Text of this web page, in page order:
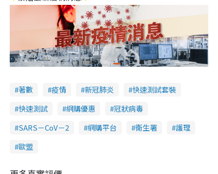
著數 疫情 新冠肺炎
快速測試套裝
快速測試
網購優惠
冠狀病毒
SARS－CoV－2
網購平台 衞生署
護理
歐盟